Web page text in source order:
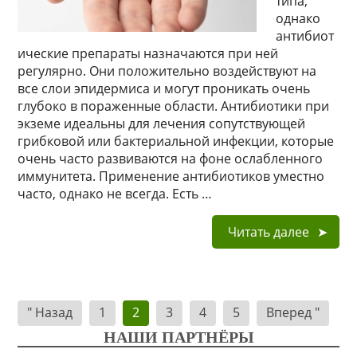
однако
антибиот
ические препараты назначаются при ней
регулярно. Они положительно воздействуют на
все слои эпидермиса и могут проникать очень
глубоко в пораженные области. Антибиотики при
экземе идеальны для лечения сопутствующей
грибковой или бактериальной инфекции, которые
очень часто развиваются на фоне ослабленного
иммунитета. Применение антибиотиков уместно
часто, однако не всегда. Есть …
Читать далее
Навигация
по
" Назад 1 2 3 4 5
Вперед "
НАШИ ПАРТНЁРЫ